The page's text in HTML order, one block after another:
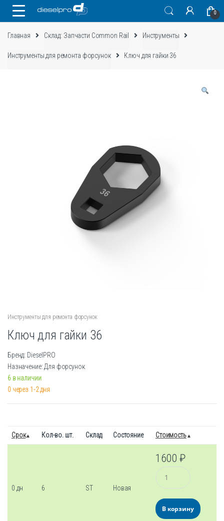
0
Главная Склад: Запчасти Common Rail Инструменты
Инструменты для ремонта форсунок Ключ для гайки 36
Инструменты для ремонта форсунок
Ключ для гайки 36
Бренд: DieselPRO
Назначение: Для форсунок
6 в наличии
0 через 1-2 дня
Срок Кол-во. шт. Склад Состояние Стоимость
0 дн 6 ST Новая
1600₽
Количество
В корзину